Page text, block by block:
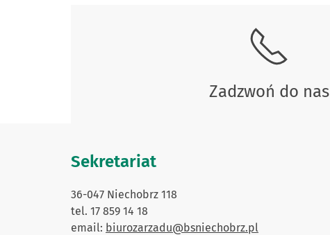
Zadzwoń do nas
Sekretariat
36-047 Niechobrz 118
tel. 17 859 14 18
email: biurozarzadu@bsniechobrz.pl